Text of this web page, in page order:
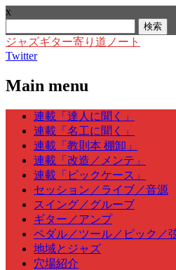
x
索:
ジャズギター寄り道ノート
Twitter
Main menu
Skip
content
連載「達人に聞く」
連載「名工に聞く」
連載「教則本 棚卸」
連載「改造／メンテ」
連載「ピックケース」
セッション／ライブ／音源
スイング／グルーブ
ギター／アンプ
ペダル／ツール／ピック／
地域とジャズ
穴場紹介